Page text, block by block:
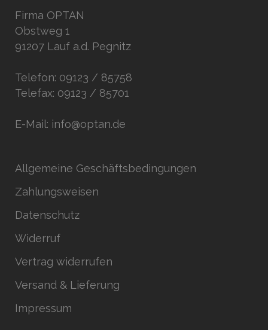
Firma OPTAN
Obstweg 1
91207 Lauf a.d. Pegnitz
Telefon: 09123 / 85758
Telefax: 09123 / 85701
E-Mail: info@optan.de
Allgemeine Geschäftsbedingungen
Zahlungsweisen
Datenschutz
Widerruf
Vertrag widerrufen
Versand & Lieferung
Impressum